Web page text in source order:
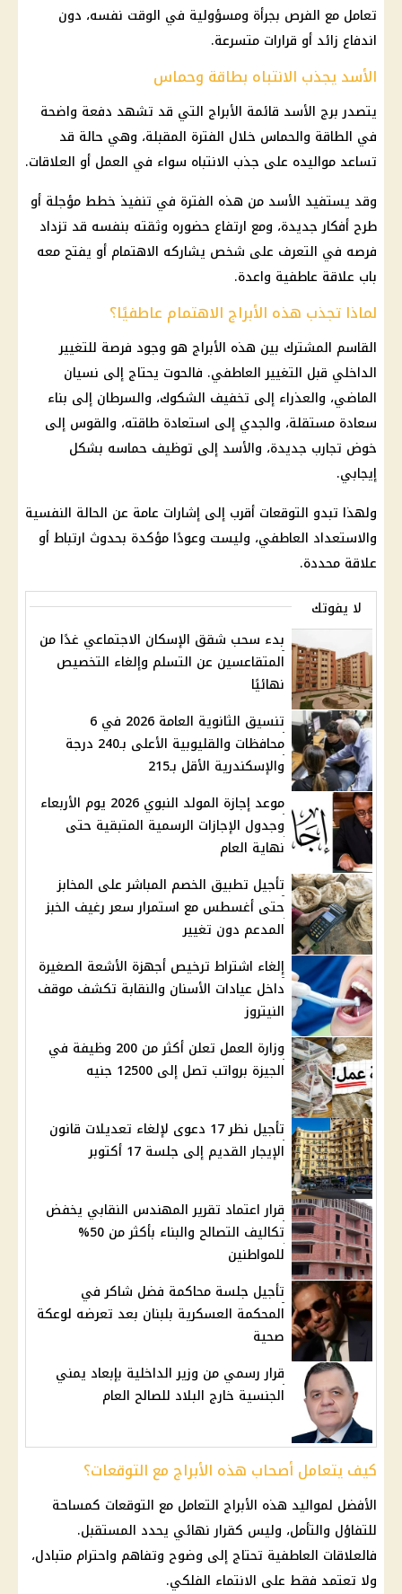
تعامل مع الفرص بجرأة ومسؤولية في الوقت نفسه، دون
اندفاع زائد أو قرارات متسرعة.
الأسد يجذب الانتباه بطاقة وحماس
يتصدربرج الأسد قائمة الأبراج التي قد تشهد دفعة واضحة
في الطاقة والحماس خلال الفترة المقبلة، وهي حالة قد
تساعد مواليده على جذب الانتباه سواء في العمل أو العلاقات.
وقد يستفيد الأسد من هذه الفترة في تنفيذ خطط مؤجلة أو
طرح أفكار جديدة، ومع ارتفاع حضوره وثقته بنفسه قد تزداد
فرصه في التعرف على شخص يشاركه الاهتمام أو يفتح معه
باب علاقة عاطفية واعدة.
لماذا تجذب هذه الأبراج الاهتمام عاطفيًا؟
القاسم المشترك بين هذه الأبراج هو وجود فرصة للتغيير
الداخلي قبل التغيير العاطفي. فالحوت يحتاج إلى نسيان
الماضي، والعذراء إلى تخفيف الشكوك، والسرطان إلى بناء
سعادة مستقلة، والجدي إلى استعادة طاقته، والقوس إلى
خوض تجارب جديدة، والأسد إلى توظيف حماسه بشكل
إيجابي.
ولهذا تبدو التوقعات أقرب إلى إشارات عامة عن الحالة النفسية
والاستعداد العاطفي، وليست وعودًا مؤكدة بحدوث ارتباط أو
علاقة محددة.
لا يفوتك
بدء سحب شقق الإسكان الاجتماعي غدًا من
المتقاعسين عن التسلم وإلغاء التخصيص
نهائيًا
تنسيق الثانوية العامة 2026 في 6
محافظات والقليوبية الأعلى بـ240 درجة
والإسكندرية الأقل بـ215
موعد إجازة المولد النبوي 2026 يوم الأربعاء
وجدول الإجازات الرسمية المتبقية حتى
نهاية العام
تأجيل تطبيق الخصم المباشر على المخابز
حتى أغسطس مع استمرار سعر رغيف الخبز
المدعم دون تغيير
إلغاء اشتراط ترخيص أجهزة الأشعة الصغيرة
داخل عيادات الأسنان والنقابة تكشف موقف
النيتروز
وزارة العمل تعلن أكثر من 200 وظيفة في
الجيزة برواتب تصل إلى 12500 جنيه
تأجيل نظر 17 دعوى لإلغاء تعديلات قانون
الإيجار القديم إلى جلسة 17 أكتوبر
قرار اعتماد تقرير المهندس النقابي يخفض
تكاليف التصالح والبناء بأكثر من 50%
للمواطنين
تأجيل جلسة محاكمة فضل شاكر في
المحكمة العسكرية بلبنان بعد تعرضه لوعكة
صحية
قرار رسمي من وزير الداخلية بإبعاد يمني
الجنسية خارج البلاد للصالح العام
كيف يتعامل أصحاب هذه الأبراج مع التوقعات؟
الأفضل لمواليد هذه الأبراج التعامل مع التوقعات كمساحة
للتفاؤل والتأمل، وليس كقرار نهائي يحدد المستقبل.
فالعلاقات العاطفية تحتاج إلى وضوح وتفاهم واحترام متبادل،
ولا تعتمد فقط على الانتماء الفلكي.